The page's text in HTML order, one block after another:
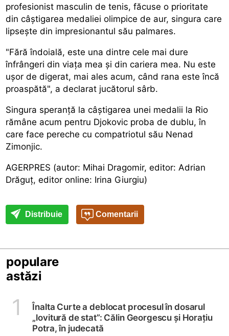
profesionist masculin de tenis, făcuse o prioritate
din câștigarea medaliei olimpice de aur, singura care
lipsește din impresionantul său palmares.
"Fără îndoială, este una dintre cele mai dure
înfrângeri din viața mea și din cariera mea. Nu este
ușor de digerat, mai ales acum, când rana este încă
proaspătă", a declarat jucătorul sârb.
Singura speranță la câștigarea unei medalii la Rio
rămâne acum pentru Djokovic proba de dublu, în
care face pereche cu compatriotul său Nenad
Zimonjic.
AGERPRES (autor: Mihai Dragomir, editor: Adrian
Drăguț, editor online: Irina Giurgiu)
Distribuie Comentarii
populare
astăzi
1
Înalta Curte a deblocat procesul în dosarul
„lovitură de stat”: Călin Georgescu și Horațiu
Potra, în judecată